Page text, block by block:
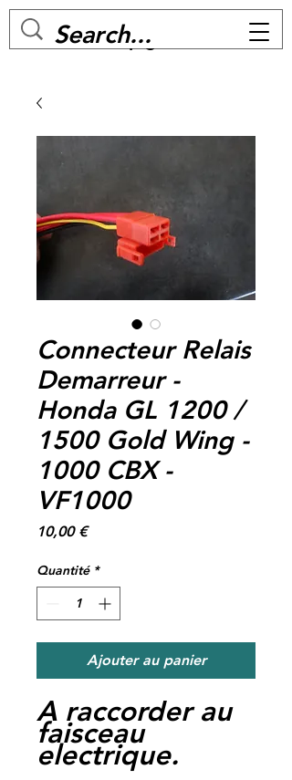
MC BIKE Perpignan
Connecteur Relais
Demarreur -
Honda GL 1200 /
1500 Gold Wing -
1000 CBX -
VF1000
10,00 €Prix
Quantité *
Ajouter au panier
A raccorder au
faisceau
electrique.